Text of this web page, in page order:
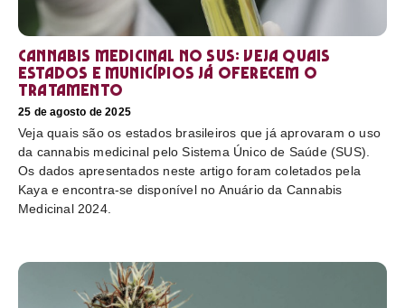
Cannabis medicinal no SUS: veja quais
estados e municípios já oferecem o
tratamento
25 de agosto de 2025
Veja quais são os estados brasileiros que já aprovaram o uso
da cannabis medicinal pelo Sistema Único de Saúde (SUS).
Os dados apresentados neste artigo foram coletados pela
Kaya e encontra-se disponível no Anuário da Cannabis
Medicinal 2024.